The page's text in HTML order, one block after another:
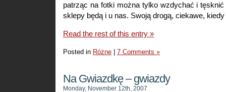
patrząc na fotki można tylko wzdychać i
sklepy będą i u nas. Swoją drogą, ciekawe,
Read the rest of this entry »
Posted in Różne 7 Comments »
Na Gwiazdkę – gwiazdy
Monday, November 12th, 2007